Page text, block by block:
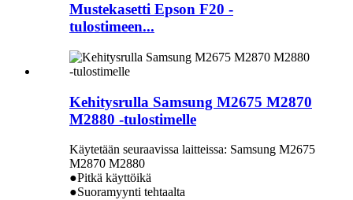
Mustekasetti Epson F20 -
tulostimeen...
Kehitysrulla Samsung M2675 M2870
M2880 -tulostimelle
Käytetään seuraavissa laitteissa: Samsung M2675
M2870 M2880
●Pitkä käyttöikä
●Suoramyynti tehtaalta